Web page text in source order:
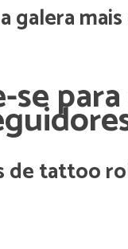
galera
se
de tattoo